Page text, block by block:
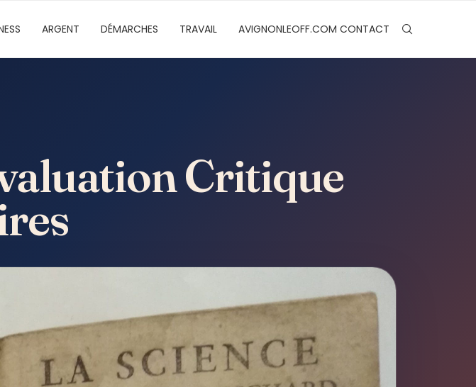
ARGENT DÉMARCHES TRAVAIL AVIGNONLEOFF.COM CONTACT
Critique